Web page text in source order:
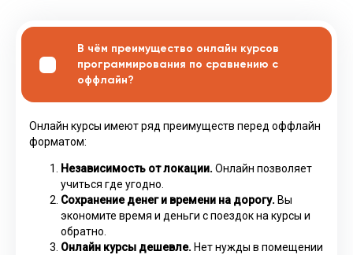
В чём преимущество онлайн курсов
программирования по сравнению с
оффлайн?
Онлайн курсы имеют ряд преимуществ перед оффлайн
форматом:
Независимость от локации. Онлайн позволяет
учиться где угодно.
Сохранение денег и времени на дорогу. Вы
экономите время и деньги с поездок на курсы и
обратно.
Онлайн курсы дешевле. Нет нужды в помещении